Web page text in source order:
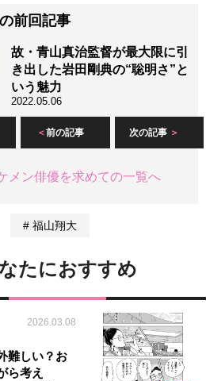
前回記事
故・青山真治監督が最大限に引
き出した岩田剛典の“聡明さ”と
いう魅力
2022.05.06
前の記事 次の記事
メン俳優を求めての一覧へ
福山翔大
たにおすすめ
2026.03.08
難しい？お
ら考え